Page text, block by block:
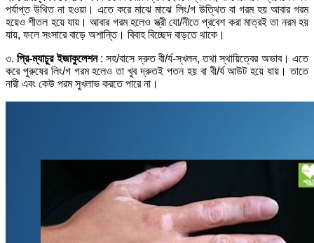
পর্যাপ্ত উথিত না হওয়া। এতে করে মাঝে মাঝে লিং/গ উত্থিত বা গরম হয় আবার গরম
হয়েও শীতল হয়ে যায়। আবার গরম হলেও স্ত্রী যো/নীতে প্রবেশ করা মাত্রই তা নরম হয়
যায়, ফলে সংসারে বাড়ে অশান্তি। বিবাহ বিচ্ছেদ বাড়তে থাকে।
৩.প্রি-ম্যাচুর ইজাকুলেশন: সহ/বাসে দ্রুত বী/র্য-স্খলন, তথা স্থায়িত্বের অভাব। এতে
করে পুরুষের লিং/গ গরম হলেও তা খুব দ্রুতই পতন হয় বা বী/র্য আউট হয়ে যায়। তাতে
নারী এবং কেউ পরম সুখলাভ করতে পারে না।